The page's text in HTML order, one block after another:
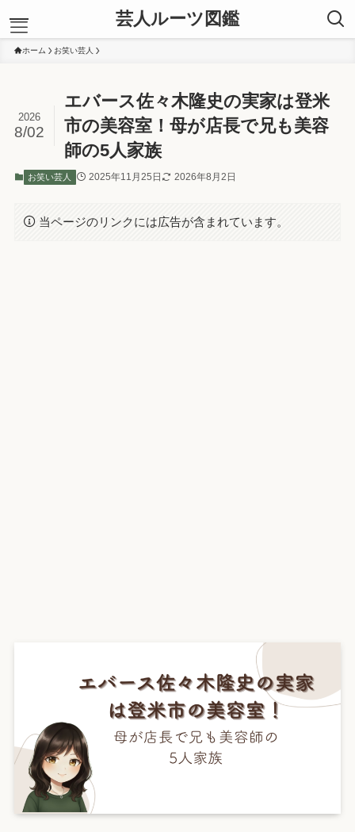
お笑い芸人
あ行
か行
た行
ま行
芸人ルーツ図鑑
ホーム お笑い芸人
エバース佐々木隆史の実家は登米
市の美容室！母が店長で兄も美容
師の5人家族
2026
8/02
お笑い芸人 2025年11月25日 2026年8月2日
当ページのリンクには広告が含まれています。